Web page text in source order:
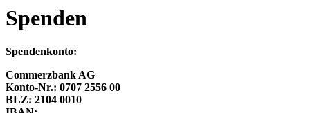
Spenden
Spendenkonto:
Commerzbank AG
Konto-Nr.: 0707 2556 00
BLZ: 2104 0010